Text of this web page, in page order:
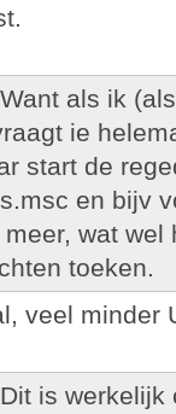
Want als ik
ie
start de
en bijv
wat
toeken.
veel minder
Dit is werkelijk